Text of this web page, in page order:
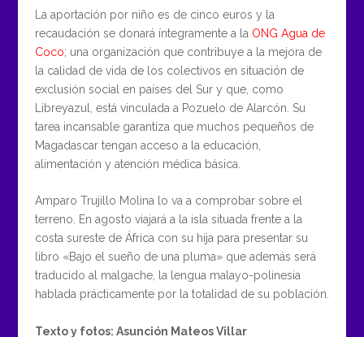
La aportación por niño es de cinco euros y la
recaudación se donará íntegramente a la ONG Agua de
Coco; una organización que contribuye a la mejora de
la calidad de vida de los colectivos en situación de
exclusión social en países del Sur y que, como
Libreyazul, está vinculada a Pozuelo de Alarcón. Su
tarea incansable garantiza que muchos pequeños de
Magadascar tengan acceso a la educación,
alimentación y atención médica básica.
Amparo Trujillo Molina lo va a comprobar sobre el
terreno. En agosto viajará a la isla situada frente a la
costa sureste de África con su hija para presentar su
libro «Bajo el sueño de una pluma» que además será
traducido al malgache, la lengua malayo-polinesia
hablada prácticamente por la totalidad de su población.
Texto y fotos: Asunción Mateos Villar